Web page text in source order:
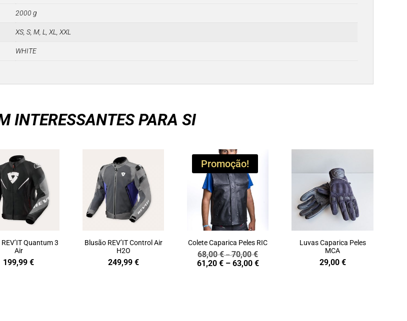
2000 g
XS, S, M, L, XL, XXL
WHITE
INTERESSANTES PARA SI
Quantum 3
Air
199,99€
Blusão REV’IT Control Air
H2O
249,99 €
Promoção!
Colete Caparica Peles RIC
68,00€–70,00€Price
range:
61,20 € – 63,00 €Price
Luvas Caparica Peles
MCA
29,00 €